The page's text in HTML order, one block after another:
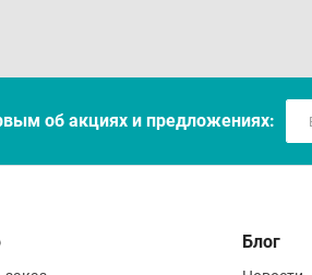
об акцияx и предложениях:
Блог